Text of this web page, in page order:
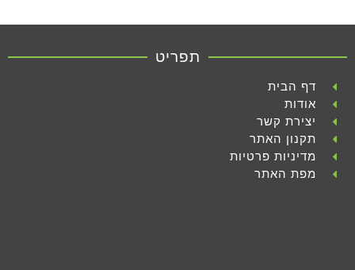
תפריט
דף הבית
אודות
יצירת קשר
תקנון האתר
מדיניות פרטיות
מפת האתר